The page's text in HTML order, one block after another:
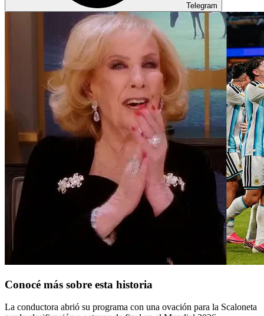
Telegram
Conocé más sobre esta historia
La conductora abrió su programa con una ovación para la Scaloneta